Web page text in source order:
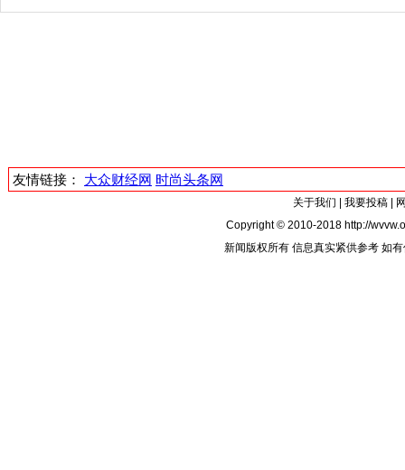
友情链接： 大众财经网 时尚头条网
关于我们 | 我要投稿|
Copyright © 2010-2018 http://
新闻版权所有 信息真实紧供参考 如